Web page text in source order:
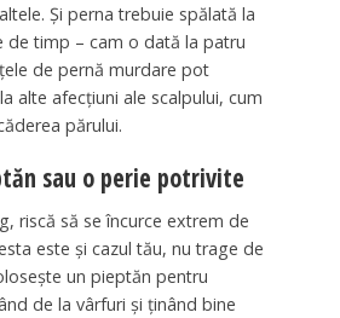
Și perna trebuie spălată la
de timp – cam o dată la patru
de pernă murdare pot
alte afecțiuni ale scalpului, cum
părului.
sau o perie potrivite
riscă să se încurce extrem de
este și cazul tău, nu trage de
un pieptăn pentru
de la vârfuri și ținând bine